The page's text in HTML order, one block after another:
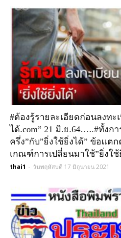
#ต้องรู้รายละเอียดก่อนลงทะ
ได้.com” 21 มิ.ย.64…..#ทั้งก
ครึ่ง”กับ”ยิ่งใช้ยิ่งได้” ข้อแต
เกณฑ์การเปลี่ยนมาใช้”ยิ่งใช้
thai1 - วันพฤหัสบดี 17 มิถุนายน 2021